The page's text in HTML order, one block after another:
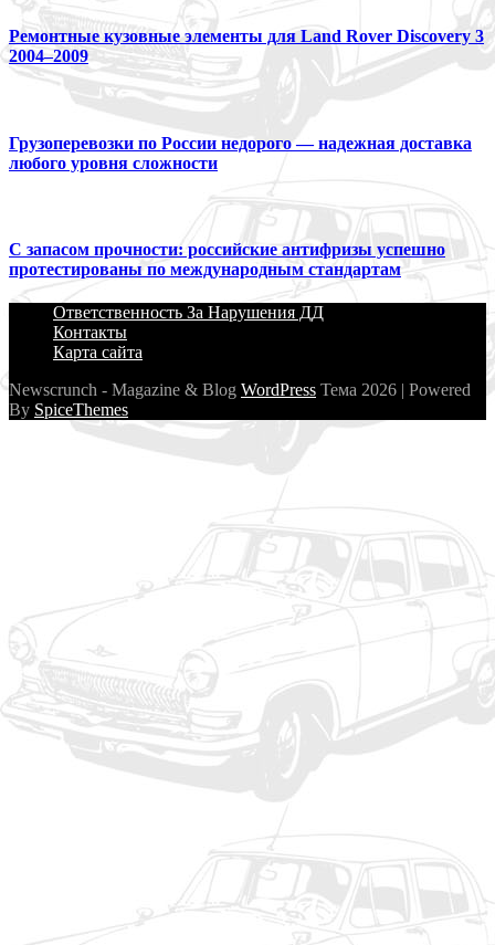
Ремонтные кузовные элементы для Land Rover Discovery 3
2004–2009
Грузоперевозки по России недорого — надежная доставка
любого уровня сложности
С запасом прочности: российские антифризы успешно
протестированы по международным стандартам
Ответственность За Нарушения ДД
Контакты
Карта сайта
Newscrunch - Magazine & Blog WordPress Тема 2026 | Powered
By SpiceThemes